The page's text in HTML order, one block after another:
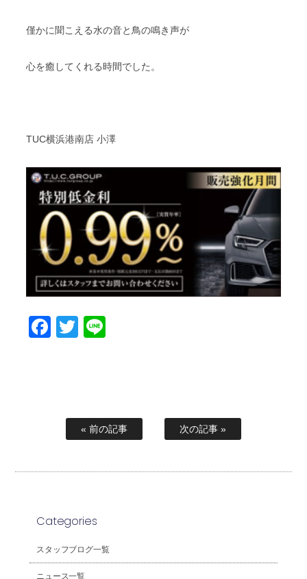
僅かに聞こえる水の音と鳥の鳴き声が
心を癒してくれる時間でした。
TUC横浜港南店 小澤
Facebook
Twitter
« 前の記事 次の記事 »
Categories
スタッフブログ一覧
ニュース一覧